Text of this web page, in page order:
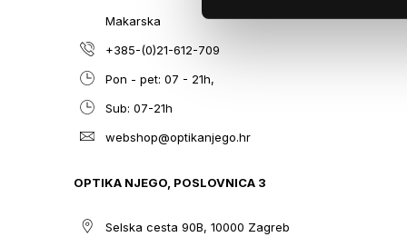
Makarska
+385-(0)21-612-709
Pon - pet: 07 - 21h,
Sub: 07-21h
webshop@optikanjego.hr
OPTIKA NJEGO, POSLOVNICA 3
Selska cesta 90B, 10000 Zagreb